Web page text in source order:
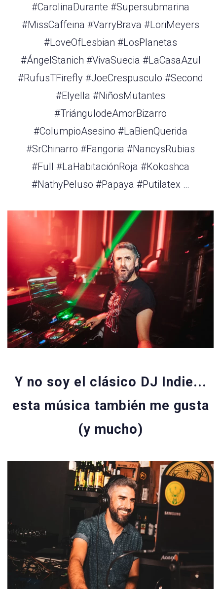
#CarolinaDurante #Supersubmarina
#MissCaffeina #VarryBrava #LoriMeyers
#LoveOfLesbian #LosPlanetas
#ÁngelStanich #VivaSuecia #LaCasaAzul
#RufusTFirefly #JoeCrespusculo #Second
#Elyella #NiñosMutantes
#TriángulodeAmorBizarro
#ColumpioAsesino #LaBienQuerida
#SrChinarro #Fangoria #NancysRubias
#Full #LaHabitaciónRoja #Kokoshca
#NathyPeluso #Papaya #Putilatex …
Y no soy el clásico DJ Indie...
esta música también me gusta
(y mucho)